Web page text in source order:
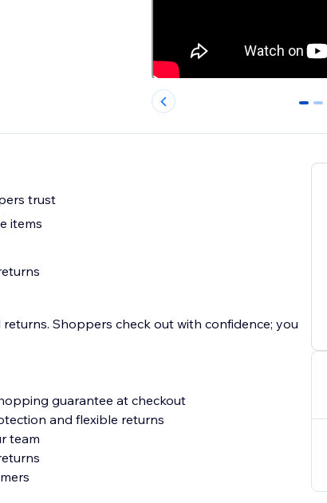
0 1
trust
items
Shoppers check out with confidence; you
guarantee at checkout
and flexible returns
team